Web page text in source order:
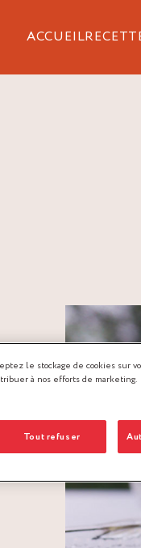
ACCUEIL
le stockage de cookies sur
à nos efforts de marketing.
Tout refuser